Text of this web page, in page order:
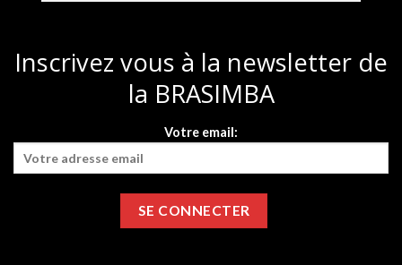
Inscrivez vous à la newsletter de
la BRASIMBA
Votre email: